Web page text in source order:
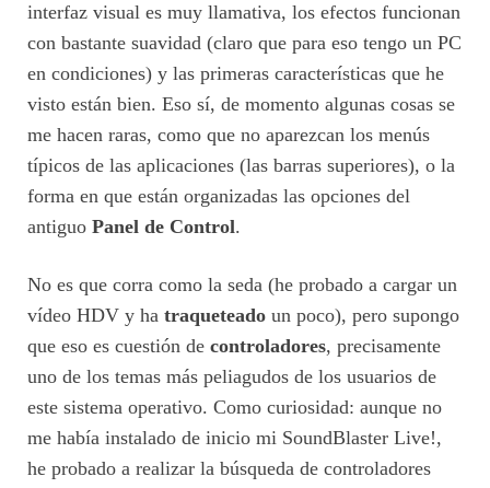
interfaz visual es muy llamativa, los efectos funcionan
con bastante suavidad (claro que para eso tengo un PC
en condiciones) y las primeras características que he
visto están bien. Eso sí, de momento algunas cosas se
me hacen raras, como que no aparezcan los menús
típicos de las aplicaciones (las barras superiores), o la
forma en que están organizadas las opciones del
antiguo Panel de Control.
No es que corra como la seda (he probado a cargar un
vídeo HDV y ha traqueteado un poco), pero supongo
que eso es cuestión de controladores, precisamente
uno de los temas más peliagudos de los usuarios de
este sistema operativo. Como curiosidad: aunque no
me había instalado de inicio mi SoundBlaster Live!,
he probado a realizar la búsqueda de controladores